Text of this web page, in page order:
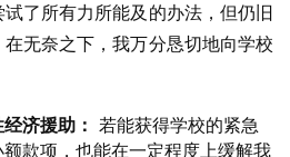
了所有力所能及的办法，但仍旧
无奈之下，我万分恳切地向学校
济援助： 若能获得学校的紧急
款项，也能在一定程度上缓解我